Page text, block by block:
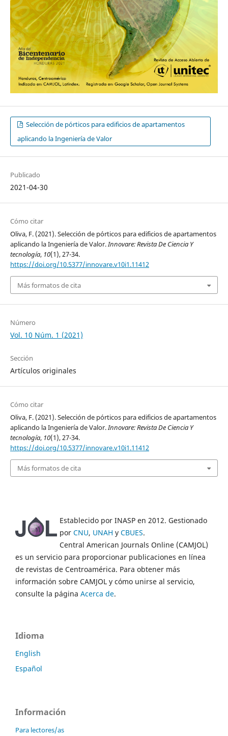
Selección de pórticos para edificios de apartamentos
aplicando la Ingeniería de Valor
Publicado
2021-04-30
Cómo citar
Oliva, F. (2021). Selección de pórticos para edificios de apartamentos
aplicando la Ingeniería de Valor.Innovare: Revista De Ciencia Y
tecnología, 10(1), 27-34.
https://doi.org/10.5377/innovare.v10i1.11412
Más formatos de cita
Número
Vol. 10 Núm. 1 (2021)
Sección
Artículos originales
Cómo citar
Oliva, F. (2021). Selección de pórticos para edificios de apartamentos
aplicando la Ingeniería de Valor.Innovare: Revista De Ciencia Y
tecnología, 10(1), 27-34.
https://doi.org/10.5377/innovare.v10i1.11412
Más formatos de cita
Establecido por INASP en 2012. Gestionado
por CNU, UNAH y CBUES.
Central American Journals Online (CAMJOL)
es un servicio para proporcionar publicaciones en línea
de revistas de Centroamérica. Para obtener más
información sobre CAMJOL y cómo unirse al servicio,
consulte la página Acerca de.
Idioma
English
Español
Información
Para lectores/as